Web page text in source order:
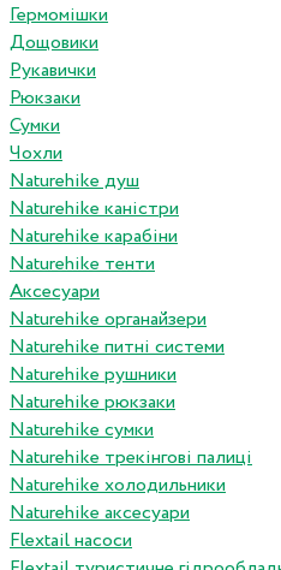
Гермомішки
Дощовики
Рукавички
Рюкзаки
Сумки
Чохли
Naturehike душ
Naturehike каністри
Naturehike карабіни
Naturehike тенти
Аксесуари
Naturehike органайзери
Naturehike питні системи
Naturehike рушники
Naturehike рюкзаки
Naturehike сумки
Naturehike трекінгові палиці
Naturehike холодильники
Naturehike аксесуари
Flextail насоси